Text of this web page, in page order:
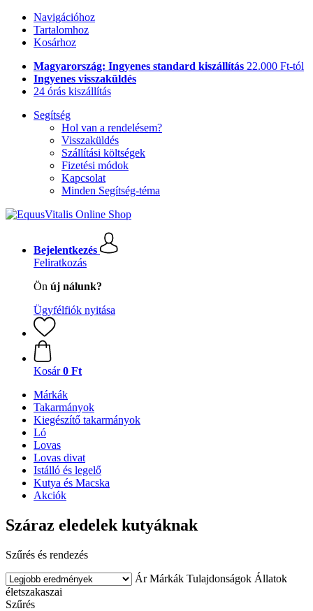
Navigációhoz
Tartalomhoz
Kosárhoz
Magyarország: Ingyenes standard kiszállítás 22.000 Ft-tól
Ingyenes visszaküldés
24 órás kiszállítás
Segítség
Hol van a rendelésem?
Visszaküldés
Szállítási költségek
Fizetési módok
Kapcsolat
Minden Segítség-téma
Bejelentkezés
Feliratkozás
Ön új nálunk?
Ügyfélfiók nyitása
Kosár 0 Ft
Márkák
Takarmányok
Kiegészítő takarmányok
Ló
Lovas
Lovas divat
Istálló és legelő
Kutya és Macska
Akciók
Száraz eledelek kutyáknak
Szűrés és rendezés
Ár Márkák Tulajdonságok Állatok
életszakaszai
Szűrés